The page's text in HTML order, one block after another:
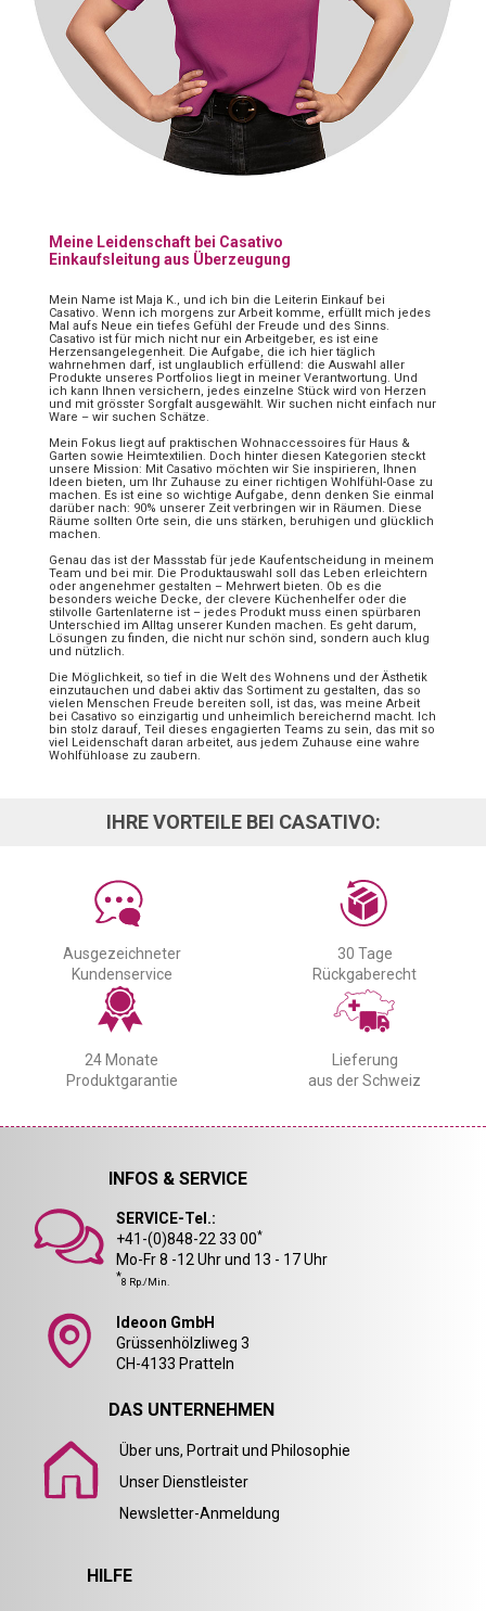
Meine Leidenschaft bei Casativo
Einkaufsleitung aus Überzeugung
Mein Name ist Maja K., und ich bin die Leiterin Einkauf bei
Casativo. Wenn ich morgens zur Arbeit komme, erfüllt mich jedes
Mal aufs Neue ein tiefes Gefühl der Freude und des Sinns.
Casativo ist für mich nicht nur ein Arbeitgeber, es ist eine
Herzensangelegenheit. Die Aufgabe, die ich hier täglich
wahrnehmen darf, ist unglaublich erfüllend: die Auswahl aller
Produkte unseres Portfolios liegt in meiner Verantwortung. Und
ich kann Ihnen versichern, jedes einzelne Stück wird von Herzen
und mit grösster Sorgfalt ausgewählt. Wir suchen nicht einfach nur
Ware – wir suchen Schätze.
Mein Fokus liegt auf praktischen Wohnaccessoires für Haus &
Garten sowie Heimtextilien. Doch hinter diesen Kategorien steckt
unsere Mission: Mit Casativo möchten wir Sie inspirieren, Ihnen
Ideen bieten, um Ihr Zuhause zu einer richtigen Wohlfühl-Oase zu
machen. Es ist eine so wichtige Aufgabe, denn denken Sie einmal
darüber nach: 90% unserer Zeit verbringen wir in Räumen. Diese
Räume sollten Orte sein, die uns stärken, beruhigen und glücklich
machen.
Genau das ist der Massstab für jede Kaufentscheidung in meinem
Team und bei mir. Die Produktauswahl soll das Leben erleichtern
oder angenehmer gestalten – Mehrwert bieten. Ob es die
besonders weiche Decke, der clevere Küchenhelfer oder die
stilvolle Gartenlaterne ist – jedes Produkt muss einen spürbaren
Unterschied im Alltag unserer Kunden machen. Es geht darum,
Lösungen zu finden, die nicht nur schön sind, sondern auch klug
und nützlich.
Die Möglichkeit, so tief in die Welt des Wohnens und der Ästhetik
einzutauchen und dabei aktiv das Sortiment zu gestalten, das so
vielen Menschen Freude bereiten soll, ist das, was meine Arbeit
bei Casativo so einzigartig und unheimlich bereichernd macht. Ich
bin stolz darauf, Teil dieses engagierten Teams zu sein, das mit so
viel Leidenschaft daran arbeitet, aus jedem Zuhause eine wahre
Wohlfühloase zu zaubern.
IHRE VORTEILE BEI CASATIVO:
Ausgezeichneter
Kundenservice
30 Tage
Rückgaberecht
24 Monate
Produktgarantie
Lieferung
aus der Schweiz
INFOS & SERVICE
SERVICE-Tel.:
+41-(0)848-22 33 00*
Mo-Fr 8 -12 Uhr und 13 - 17 Uhr
*8 Rp./Min.
Ideoon GmbH
Grüssenhölzliweg 3
CH-4133 Pratteln
DAS UNTERNEHMEN
Über uns, Portrait und Philosophie
Unser Dienstleister
Newsletter-Anmeldung
HILFE